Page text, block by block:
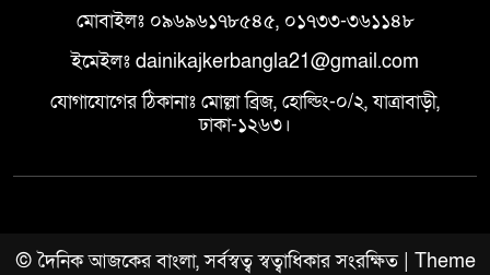
মোবাইলঃ ০৯৬৯৬১৭৮৫৪৫, ০১৭৩৩-৩৬১১৪৮
ইমেইলঃ dainikajkerbangla21@gmail.com
যোগাযোগের ঠিকানাঃ মোল্লা ব্রিজ, হোল্ডিং-০/২, যাত্রাবাড়ী,
ঢাকা-১২৬৩।
© দৈনিক আজকের বাংলা, সর্বস্বত্ব স্বত্বাধিকার সংরক্ষিত | Theme